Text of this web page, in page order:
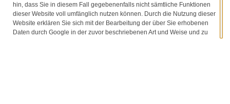
hin, dass Sie in diesem Fall gegebenenfalls nicht sämtliche Funktionen
dieser Website voll umfänglich nutzen können. Durch die Nutzung dieser
Website erklären Sie sich mit der Bearbeitung der über Sie erhobenen
Daten durch Google in der zuvor beschriebenen Art und Weise und zu